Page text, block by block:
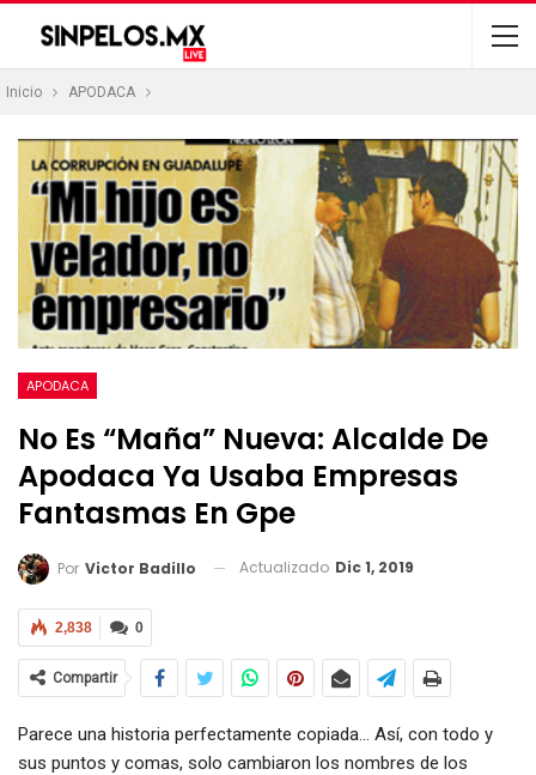
Inicio APODACA
APODACA
No Es “maña” Nueva: Alcalde De
Apodaca Ya Usaba Empresas
Fantasmas En Gpe
Por Victor Badillo Actualizado Dic 1, 2019
0
2,838
Compartir
Parece una historia perfectamente copiada… Así, con todo y
sus puntos y comas, solo cambiaron los nombres de los